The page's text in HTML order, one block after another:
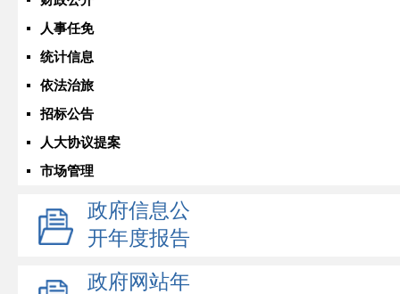
人事任免
统计信息
依法治旅
招标公告
人大协议提案
市场管理
政府信息公
开年度报告
政府网站年